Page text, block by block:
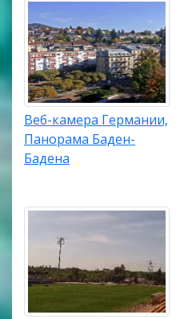
Веб-камера Германии,
Панорама Баден-
Бадена